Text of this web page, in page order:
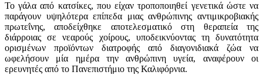
Το γάλα από κατσίκες, που είχαν τροποποιηθεί γενετικά ώστε να
παράγουν υψηλότερα επίπεδα μιας ανθρώπινης αντιμικροβιακής
πρωτεΐνης, αποδείχθηκε αποτελεσματικό στη θεραπεία της
διάρροιας σε νεαρούς χοίρους, υποδεικνύοντας τη δυνατότητα
ορισμένων προϊόντων διατροφής από διαγονιδιακά ζώα να
ωφελήσουν μία ημέρα την ανθρώπινη υγεία, αναφέρουν οι
ερευνητές από το Πανεπιστήμιο της Καλιφόρνια.